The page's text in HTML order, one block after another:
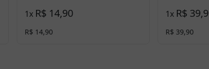
1x R$ 14,90
R$ 14,90
1x R$
R$ 39,90